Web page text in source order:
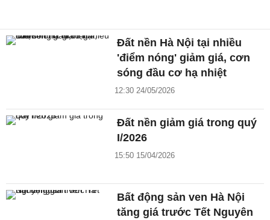
Đất nền Hà Nội tại nhiều
'điểm nóng' giảm giá, cơn
sóng đầu cơ hạ nhiệt
12:30 24/05/2026
Đất nền giảm giá trong quý
I/2026
15:50 15/04/2026
Bất động sản ven Hà Nội
tăng giá trước Tết Nguyên